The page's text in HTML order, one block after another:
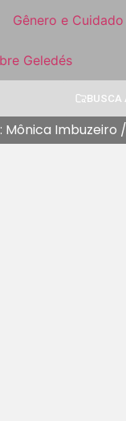
Gênero e Cuidado
Geledés
BUSCA
Mônica Imbuzeiro